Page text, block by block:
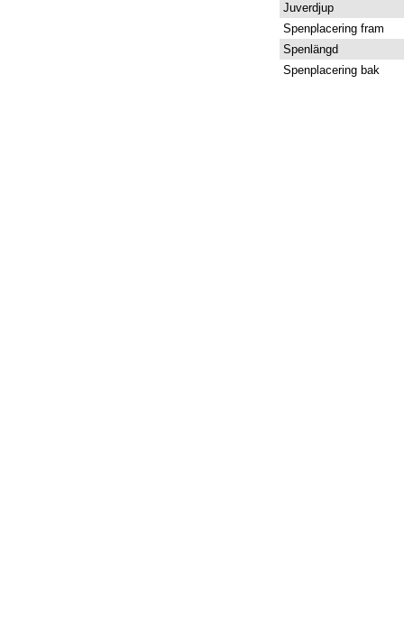
Juverdjup
Spenplacering fram
Spenlängd
Spenplacering bak